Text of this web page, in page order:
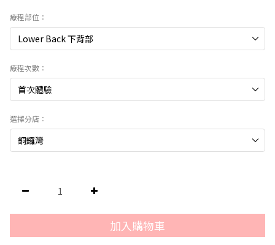
療程部位：
療程次數：
選擇分店：
加入購物車